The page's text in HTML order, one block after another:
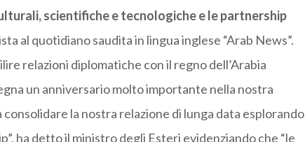
scientifiche e tecnologiche e le partnership
al quotidiano saudita in lingua inglese “Arab News”.
relazioni diplomatiche con il regno dell’Arabia
un anniversario molto importante nella nostra
consolidare la nostra relazione di lunga data esplorando
ha detto il ministro degli Esteri evidenziando che “le